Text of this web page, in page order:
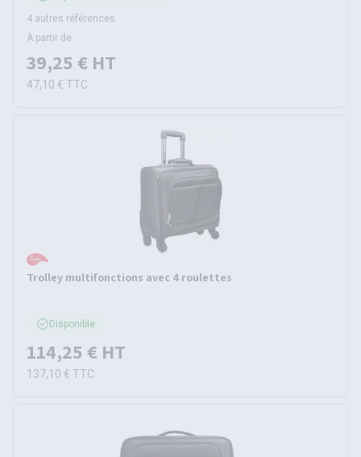
4 autres références
À partir de
39,25 € HT
47,10 € TTC
Trolley multifonctions avec 4 roulettes
Disponible
114,25 € HT
137,10 € TTC